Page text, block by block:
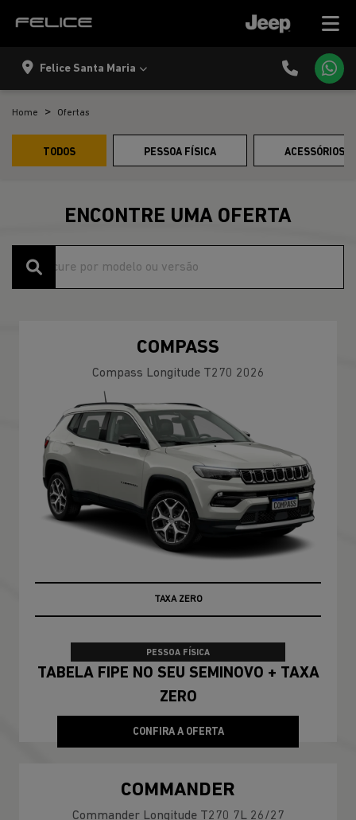
Felice Santa Maria
Home Ofertas
TODOS PESSOA FÍSICA ACESSÓRIOS
ENCONTRE UMA OFERTA
COMPASS
Compass Longitude T270 2026
TAXA ZERO
PESSOA FÍSICA
TABELA FIPE NO SEU SEMINOVO + TAXA
ZERO
CONFIRA A OFERTA
COMMANDER
Commander Longitude T270 7L 26/27